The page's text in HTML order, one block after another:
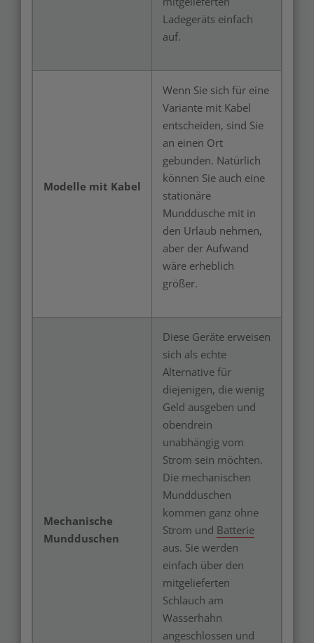
Ladegeräts einfach
auf.
Modelle mit Kabel
Wenn Sie sich für eine
Variante mit Kabel
entscheiden, sind Sie
an einen Ort
gebunden. Natürlich
können Sie auch eine
stationäre
Munddusche mit in
den Urlaub nehmen,
aber der Aufwand
wäre erheblich
größer.
Mechanische
Mundduschen
Diese Geräte erweisen
sich als echte
Alternative für
diejenigen, die wenig
Geld ausgeben und
obendrein
unabhängig vom
Strom sein möchten.
Die mechanischen
Mundduschen
kommen ganz ohne
Strom und Batterie
aus. Sie werden
einfach über den
mitgelieferten
Schlauch am
Wasserhahn
angeschlossen und